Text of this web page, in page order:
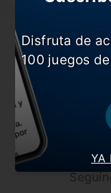
YA
Disfruta de
100 juegos